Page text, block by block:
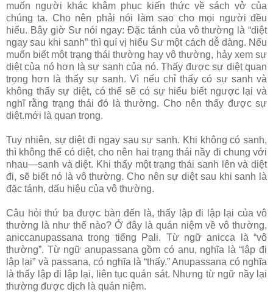
muốn người khác khâm phục kiến thức về sách vở của
chúng ta. Cho nên phải nói làm sao cho mọi người đều
hiểu. Bây giờ Sư nói ngay: Đặc tánh của vô thường là “diệt
ngay sau khi sanh” thì quí vị hiểu Sư một cách dễ dàng. Nếu
muốn biết một trạng thái thường hay vô thường, hảy xem sự
diệt của nó hơn là sự sanh của nó. Thấy được sự diệt quan
trọng hơn là thấy sự sanh. Vì nếu chỉ thấy có sự sanh và
không thấy sự diệt, có thể sẽ có sự hiểu biết ngược lại và
nghĩ rằng trạng thái đó là thường. Cho nên thấy được sự
diệt.mới là quan trọng.
Tuy nhiên, sự diệt đi ngay sau sự sanh. Khi không có sanh,
thì không thể có diệt, cho nên hai trạng thái nầy đi chung với
nhau—sanh và diệt. Khi thấy một trạng thái sanh lên và diệt
đi, sẽ biết nó là vô thường. Cho nên sự diệt sau khi sanh là
đặc tánh, dấu hiệu của vô thường.
Câu hỏi thứ ba được bàn đến là, thấy lập đi lập lại của vô
thường là như thế nào? Ở đây là quán niệm về vô thường,
aniccanupassana trong tiếng Pali. Từ ngữ anicca là “vô
thường”. Từ ngữ anupassana gồm có anu, nghĩa là “lập đi
lập lại” và passana, có nghĩa là “thấy.” Anupassana có nghĩa
là thấy lập đi lập lại, liên tục quán sát. Nhưng từ ngữ nầy lại
thường được dịch là quán niệm.